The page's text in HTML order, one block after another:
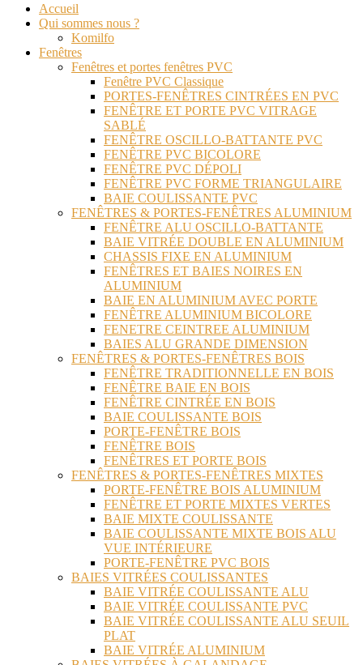
Accueil
Qui sommes nous ?
Komilfo
Fenêtres
Fenêtres et portes fenêtres PVC
Fenêtre PVC Classique
PORTES-FENÊTRES CINTRÉES EN PVC
FENÊTRE ET PORTE PVC VITRAGE
SABLÉ
FENÊTRE OSCILLO-BATTANTE PVC
FENÊTRE PVC BICOLORE
FENÊTRE PVC DÉPOLI
FENÊTRE PVC FORME TRIANGULAIRE
BAIE COULISSANTE PVC
FENÊTRES & PORTES-FENÊTRES ALUMINIUM
FENÊTRE ALU OSCILLO-BATTANTE
BAIE VITRÉE DOUBLE EN ALUMINIUM
CHASSIS FIXE EN ALUMINIUM
FENÊTRES ET BAIES NOIRES EN
ALUMINIUM
BAIE EN ALUMINIUM AVEC PORTE
FENÊTRE ALUMINIUM BICOLORE
FENETRE CEINTREE ALUMINIUM
BAIES ALU GRANDE DIMENSION
FENÊTRES & PORTES-FENÊTRES BOIS
FENÊTRE TRADITIONNELLE EN BOIS
FENÊTRE BAIE EN BOIS
FENÊTRE CINTRÉE EN BOIS
BAIE COULISSANTE BOIS
PORTE-FENÊTRE BOIS
FENÊTRE BOIS
FENÊTRES ET PORTE BOIS
FENÊTRES & PORTES-FENÊTRES MIXTES
PORTE-FENÊTRE BOIS ALUMINIUM
FENÊTRE ET PORTE MIXTES VERTES
BAIE MIXTE COULISSANTE
BAIE COULISSANTE MIXTE BOIS ALU
VUE INTÉRIEURE
PORTE-FENÊTRE PVC BOIS
BAIES VITRÉES COULISSANTES
BAIE VITRÉE COULISSANTE ALU
BAIE VITRÉE COULISSANTE PVC
BAIE VITRÉE COULISSANTE ALU SEUIL
PLAT
BAIE VITRÉE ALUMINIUM